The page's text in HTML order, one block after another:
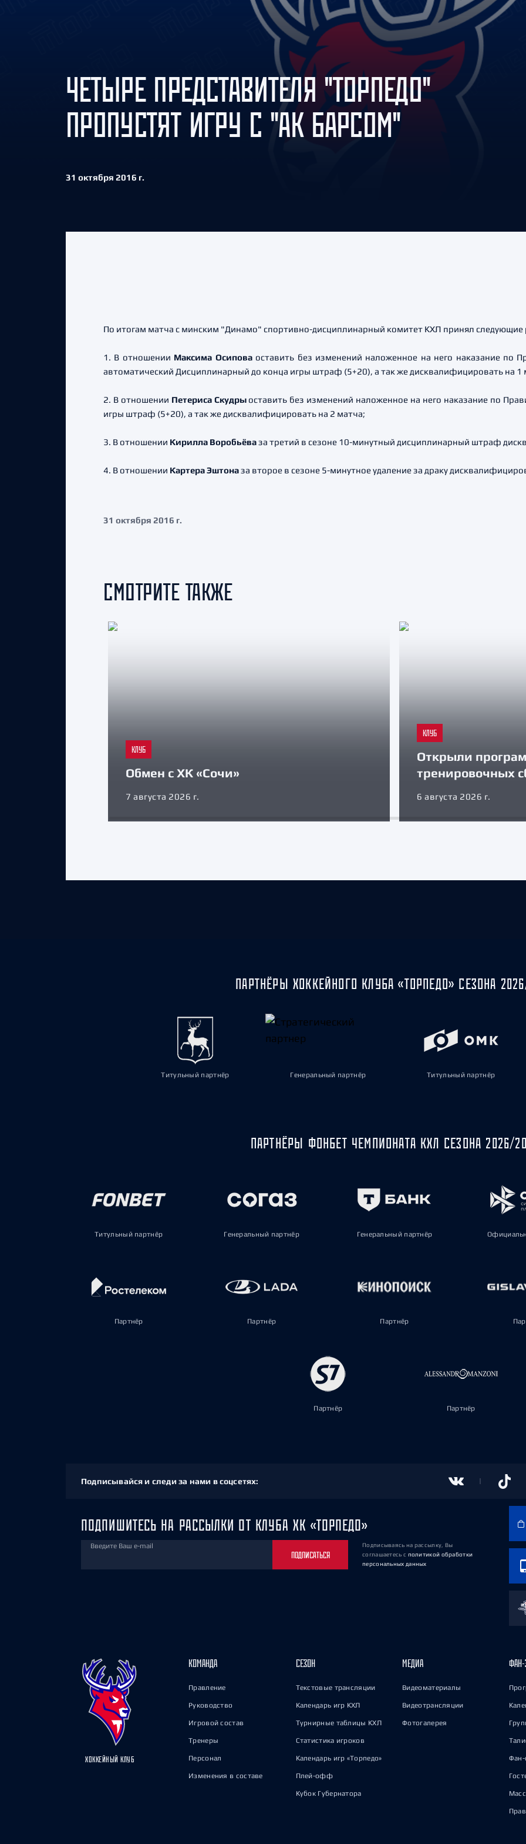
Амур
Барыс
Салават Юлаев
Сибирь
ЧЕТЫРЕ ПРЕДСТАВИТЕЛЯ "ТОРПЕДО"
ПРОПУСТЯТ ИГРУ С "АК БАРСОМ"
31 октября 2016 г.
По итогам матча с минским "Динамо" спортивно-дисциплинарный комитет КХЛ принял следующие
1. В отношении Максима Осиповаоставить без изменений наложенное на него наказание
автоматический Дисциплинарный до конца игры штраф (5+20), а так же дисквалифицировать на 1
2. В отношении Петериса Скудрыоставить без изменений наложенное на него наказание по
игры штраф (5+20), а так же дисквалифицировать на 2 матча;
3. В отношении Кирилла Воробьёваза третий в сезоне 10-минутный дисциплинарный штраф
4. В отношении Картера Эштоназа второе в сезоне 5-минутное удаление за драку
31 октября 2016 г.
СМОТРИТЕ ТАКЖЕ
КЛУБ
Обмен с ХК «Сочи»
7 августа 2026 г.
КЛУБ
Открыли
тренировочных
6 августа 2026 г.
ПАРТНЁРЫ ХОККЕЙНОГО КЛУБА «ТОРПЕДО» СЕЗОНА
Титульный партнёр Генеральный партнёр Титульный партнёр
ПАРТНЁРЫ ФОНБЕТ ЧЕМПИОНАТА КХЛ СЕЗОНА 2026/
Титульный партнёр Генеральный партнёр Генеральный партнёр
Партнёр Партнёр Партнёр
Партнёр Партнёр
Подписывайся и следи за нами в соцсетях:
ПОДПИШИТЕСЬ НА РАССЫЛКИ ОТ КЛУБА ХК «ТОРПЕДО»
Введите Ваш e-mail
ПОДПИСАТЬСЯ
Подписываясь на рассылку, Вы
соглашаетесь с политикой обработки
персональных данных
ХОККЕЙНЫЙ КЛУБ
КОМАНДА
Правление
Руководство
Игровой состав
Тренеры
Персонал
Изменения в составе
СЕЗОН
Текстовые трансляции
Календарь игр КХЛ
Турнирные таблицы КХЛ
Статистика игроков
Календарь игр «Торпедо»
Плей-офф
Кубок Губернатора
МЕДИА
Видеоматериалы
Видеотрансляции
Фотогалерея
ФАН-
Фан-